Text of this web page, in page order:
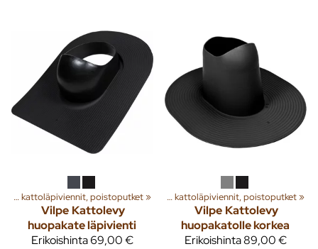
Huippuimurit, kattoläpiviennit, poistoputket‪»
Vilpe Kattolevy
huopakate läpivienti
Erikoishinta69,00 €
Rakenna ‪» Ilmanvaihto‪» Huippuimurit, kattoläpiviennit, poistoputket‪»
Vilpe Kattolevy
huopakatolle korkea
Erikoishinta89,00 €